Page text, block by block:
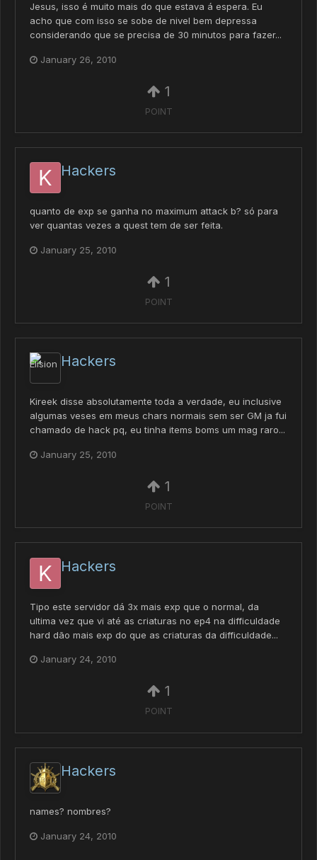
Jesus, isso é muito mais do que estava á espera. Eu
acho que com isso se sobe de nivel bem depressa
considerando que se precisa de 30 minutos para fazer...
January 26, 2010
1
POINT
Hackers
quanto de exp se ganha no maximum attack b? só para
ver quantas vezes a quest tem de ser feita.
January 25, 2010
1
POINT
Hackers
Kireek disse absolutamente toda a verdade, eu inclusive
algumas veses em meus chars normais sem ser GM ja fui
chamado de hack pq, eu tinha items boms um mag raro...
January 25, 2010
1
POINT
Hackers
Tipo este servidor dá 3x mais exp que o normal, da
ultima vez que vi até as criaturas no ep4 na difficuldade
hard dão mais exp do que as criaturas da difficuldade...
January 24, 2010
1
POINT
Hackers
names? nombres?
January 24, 2010